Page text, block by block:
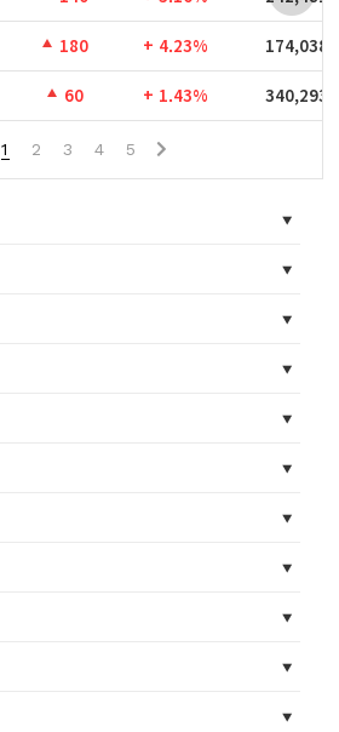
180 + 4.23% 174,038
60 + 1.43% 340,293
1 2 3 4 5